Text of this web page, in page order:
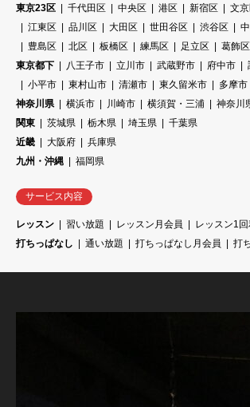
東京23区 千代田区 中央区 港区 新宿区 文
江東区
品川区 大田区 世田谷区 渋谷区
豊島区
北区 板橋区 練馬区 足立区 葛飾区
東京都下
八王子市 立川市 武蔵野市 府中市
小平市
東村山市 清瀬市 東久留米市
多摩市
神奈川県
横浜市 川崎市 横須賀・三浦 神奈川
関東
茨城県 栃木県 埼玉県
千葉県
近畿
大阪府
兵庫県
九州・沖縄
福岡県
サービス内容
レッスン 習い放題 レッスン月会員
レッスン1回
打ちっぱなし
通い放題 打ちっぱなし月会員 打